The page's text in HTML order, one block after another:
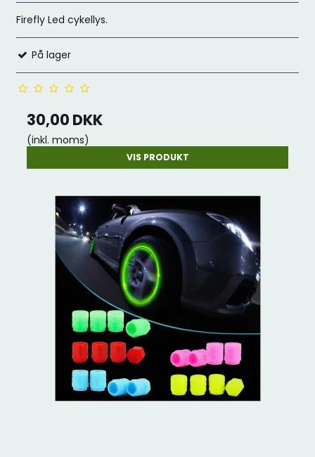
Firefly Led cykellys.
På lager
30,00 DKK
(inkl. moms)
VIS PRODUKT